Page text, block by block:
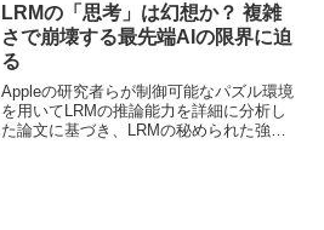
背景と可能性を詳しく解説します。
LRMの「思考」は幻想か？ 複雑
さで崩壊する最先端AIの限界に迫
る
Appleの研究者らが制御可能なパズル環境
を用いてLRMの推論能力を詳細に分析し
た論文に基づき、LRMの秘められた強み